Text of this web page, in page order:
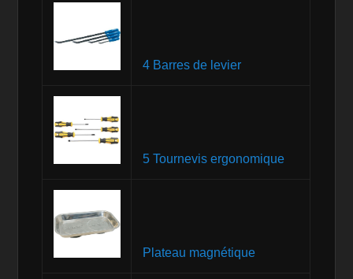
4 Barres de levier
5 Tournevis ergonomique
Plateau magnétique